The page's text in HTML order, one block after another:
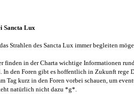
Sancta Lux
Strahlen des Sancta Lux immer begleiten
finden in der Charta wichtige Informationen
den Foren gibt es hoffentlich in Zukunft rege
Tag kurz in den Foren vorbei schauen, um
natürlich nicht dazu *g*.